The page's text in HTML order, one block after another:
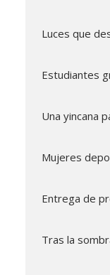
Luces que
Estudiantes
Una yincana
Mujeres
Entrega de
Tras la